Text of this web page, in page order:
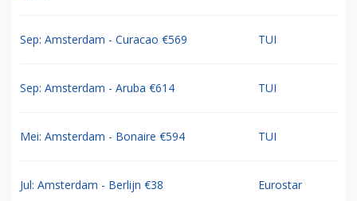
Sep: Amsterdam - Curacao €569 TUI
Sep: Amsterdam - Aruba €614 TUI
Mei: Amsterdam - Bonaire €594 TUI
Jul: Amsterdam - Berlijn €38 Eurostar